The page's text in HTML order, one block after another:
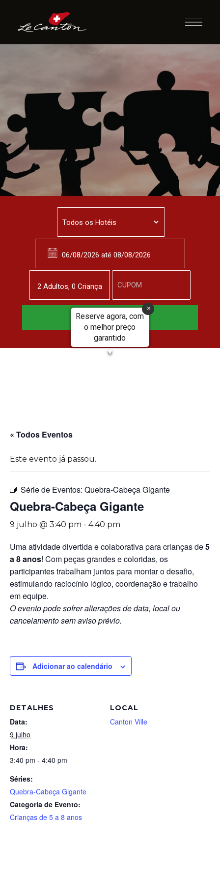
Quebra-Cabeça
Gigante
« Todos Eventos
Este evento já passou.
Série de Eventos: Quebra-Cabeça Gigante
Quebra-Cabeça Gigante
9 julho @ 3:40 pm - 4:40 pm
Uma atividade divertida e colaborativa para crianças de5
a 8 anos! Com peças grandes e coloridas, os
participantes trabalham juntos para montar o desafio,
estimulando raciocínio lógico, coordenação e trabalho
em equipe.
O evento pode sofrer alterações de data, local ou
cancelamento sem aviso prévio.
Adicionar ao calendário
DETALHES
Data:
9 julho
Hora:
3:40 pm - 4:40 pm
Séries:
Quebra-Cabeça Gigante
Categoria de Evento:
Crianças de 5 a 8 anos
LOCAL
Canton Ville
2 Adultos, 0 Criança
Reserve agora, com
o melhor preço
garantido
▼
Reservar Agora